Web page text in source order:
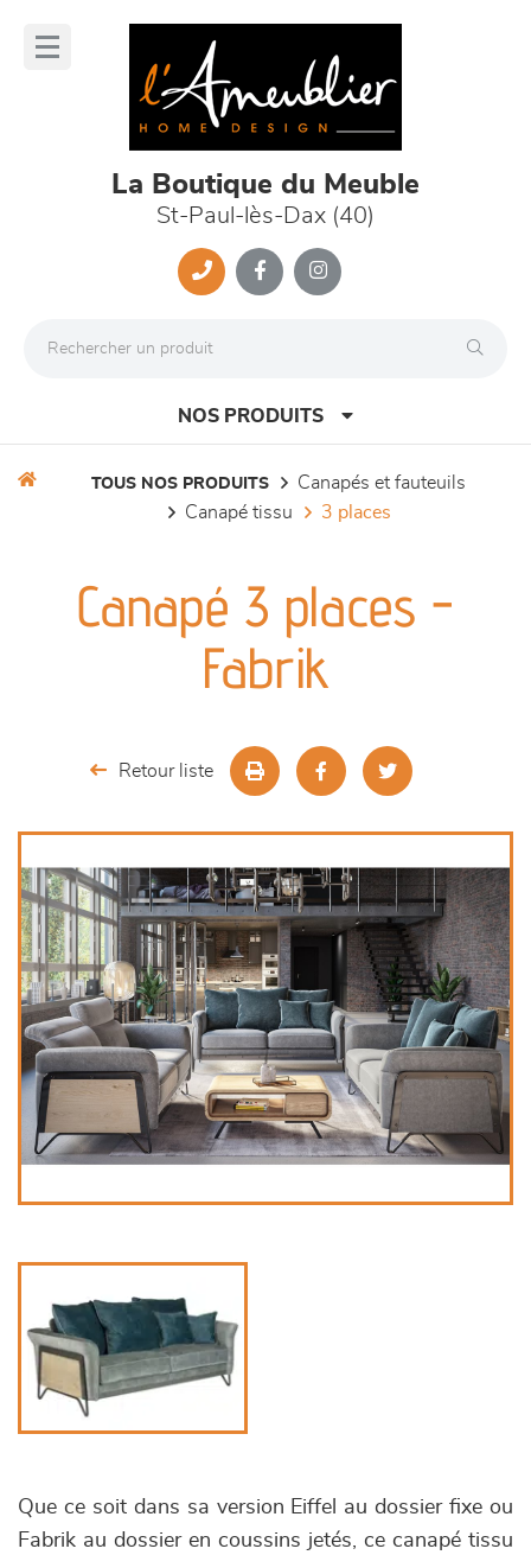
La Boutique du Meuble
St-Paul-lès-Dax (40)
NOS PRODUITS
séjours
meubles de complément
décoration
TOUS NOS PRODUITS
canapés et fauteuils
canapé tissu
3 places
Canapé 3 places -
Fabrik
Retour liste
Que ce soit dans sa version Eiffel au dossier fixe ou
Fabrik au dossier en coussins jetés, ce canapé tissu